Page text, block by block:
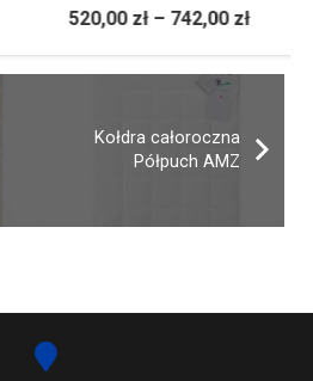
742,00zł
Kołdra całoroczna
Półpuch AMZ